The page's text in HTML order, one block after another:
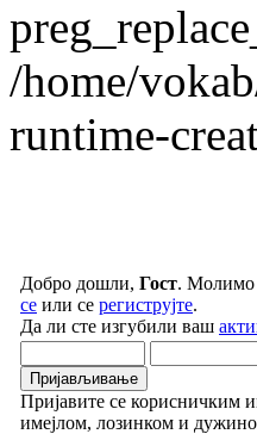
/home/
runtime-
Добро дошли, Гост. Молимо
се или се региструјте.
Да ли сте изгубили ваш
Пријавите се корисничким
имејлом, лозинком и